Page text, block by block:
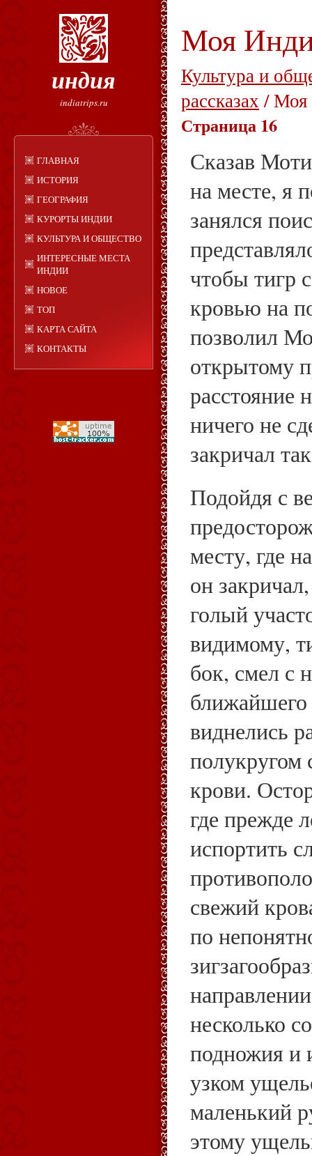
индия
indiatrips.ru
ГЛАВНАЯ
ИСТОРИЯ
ГЕОГРАФИЯ
КУРОРТЫ ИНДИИ
КУЛЬТУРА И ОБЩЕСТВО
ИНТЕРЕСНЫЕ МЕСТА
ИНДИИ
НОВОЕ
ТОП
КАРТА САЙТА
КОНТАКТЫ
Моя
Культура и
рассказах/ Моя
Страница 16
Сказав
на месте, я
занялся
чтобы тигр
кровью на
позволил
открытому
расстояние
ничего не
закричал
Подойдя с
месту, где
он
голый
видимому,
бок, смел с
ближайшего
виднелись
полукругом
крови.
где прежде
испортить
свежий
по
несколько
подножия и
узком
маленький
этому